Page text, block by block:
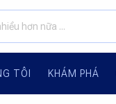
TÔI KHÁM PHÁ